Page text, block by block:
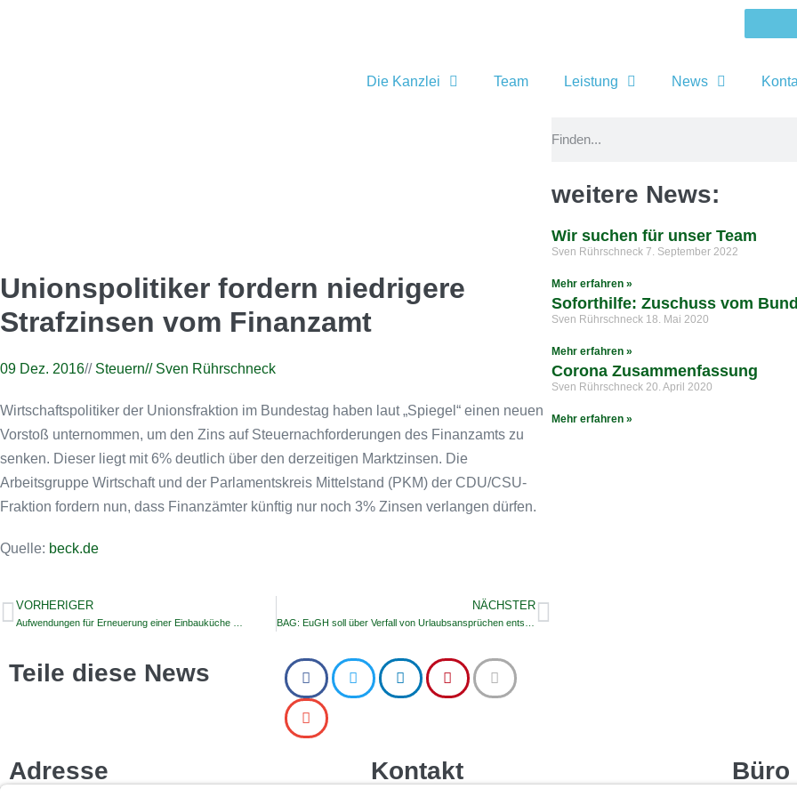
Die Kanzlei Team Leistung News
Unionspolitiker fordern niedrigere
Strafzinsen vom Finanzamt
09 Dez. 2016// Steuern//Sven Rührschneck
Wirtschaftspolitiker der Unionsfraktion im Bundestag haben laut „Spiegel“ einen neuen
Vorstoß unternommen, um den Zins auf Steuernachforderungen des Finanzamts zu
senken. Dieser liegt mit 6% deutlich über den derzeitigen Marktzinsen. Die
Arbeitsgruppe Wirtschaft und der Parlamentskreis Mittelstand (PKM) der CDU/CSU-
Fraktion fordern nun, dass Finanzämter künftig nur noch 3% Zinsen verlangen dürfen.
Quelle: beck.de
VORHERIGER
Aufwendungen für Erneuerung einer Einbauküche …
NÄCHSTER
Teile diese News
weitere News:
Wir suchen für unser Team
Sven Rührschneck 7. September 2022
Mehr erfahren »
Soforthilfe: Zuschuss vom Bund
Sven Rührschneck 18. Mai 2020
Mehr erfahren »
Corona Zusammenfassung
Sven Rührschneck 20. April 2020
Mehr erfahren »
Adresse Kontakt Büro